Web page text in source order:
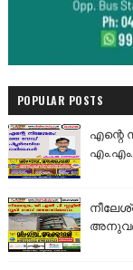
POPULAR POSTS
എന്റെ